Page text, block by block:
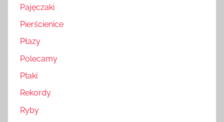
Pajęczaki
Pierścienice
Płazy
Polecamy
Ptaki
Rekordy
Ryby